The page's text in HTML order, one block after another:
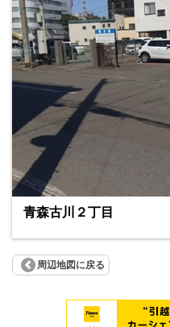
青森古川２丁目
周辺地図に戻る